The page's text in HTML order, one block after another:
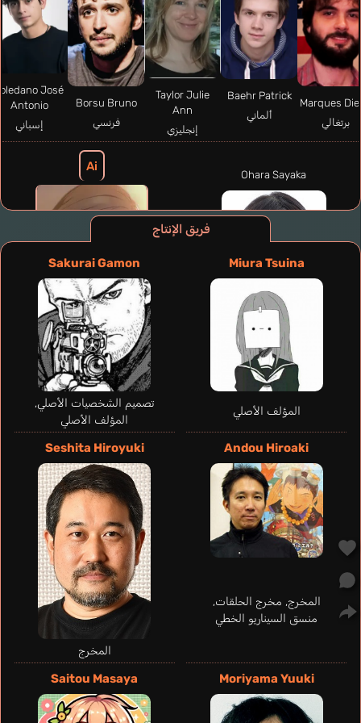
فريق الإنتاج
Miura Tsuina
المؤلف الأصلي
Sakurai Gamon
تصميم الشخصيات الأصلي,
المؤلف الأصلي
Andou Hiroaki
المخرج, مخرج الحلقات,
منسق السيناريو الخطي
Seshita Hiroyuki
المخرج
Moriyama Yuuki
Saitou Masaya
Marques
برتغالي
Baehr Patrick
ألماني
Taylor Julie
Ann
إنجليزي
Borsu Bruno
فرنسي
José
Antonio
إسباني
Ai
Ohara Sayaka
Espíndola Clarice
برتغالي
Meyer Jenny Maria
ألماني
Lindbeck Erica
إنجليزي
Florin Cécile
فرنسي
Almeida